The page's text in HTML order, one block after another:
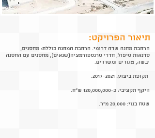
:תיאור הפרויקט
הרחבת מחנה שדה דרומי. הרחבת המחנה כוללת: מחסנים,
סדנאות טיפול, חדרי טרנספורמציה(שנאים), מחסנים עם החסנה
יבשה, מגורים ומשרדים.
תקופת ביצוע: 2017-2021
.
היקף תקציבי: כ-120,000,000 ש"ח.
שטח בנוי: 20,000 מ"ר.